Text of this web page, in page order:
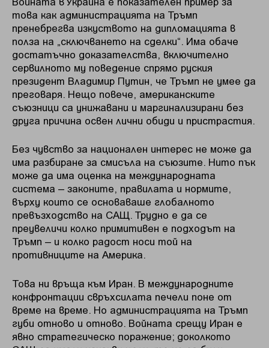
това как администрацията на Тръмп
пренебрегва изкуството на дипломацията в
полза на „сключването на сделки“. Има обаче
достатъчно доказателства, включително
сервилното му поведение спрямо руския
президент Владимир Путин, че Тръмп не умее да
преговаря. Нещо повече, американските
съюзници са унижавани и маргинализирани без
друга причина освен лични обиди и пристрастия.
Без чувство за национален интерес не може да
има разбиране за смисъла на съюзите. Нито пък
може да има оценка на международната
система – законите, правилата и нормите,
върху които се основаваше глобалното
превъзходство на САЩ. Трудно е да се
преувеличи колко примитивен е подходът на
Тръмп – и колко радост носи той на
противниците на Америка.
Това ни връща към Иран. В международните
конфронтации свръхсилата печели поне от
време на време. Но администрацията на Тръмп
губи отново и отново. Войната срещу Иран е
явно стратегическо поражение; доколкото